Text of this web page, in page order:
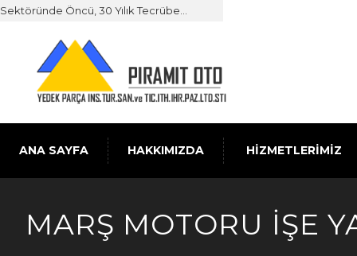
Sektöründe Öncü, 30 Yılık Tecrübe...
ANA SAYFA HAKKIMIZDA HİZMETLERİMİZ
MARŞ MOTORU İŞE